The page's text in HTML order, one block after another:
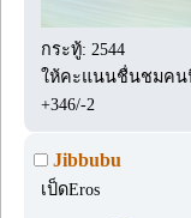
กระทู้: 2544
ให้คะแนนชื่นชมคน
+346/-2
Jibbubu
เป็ดEros